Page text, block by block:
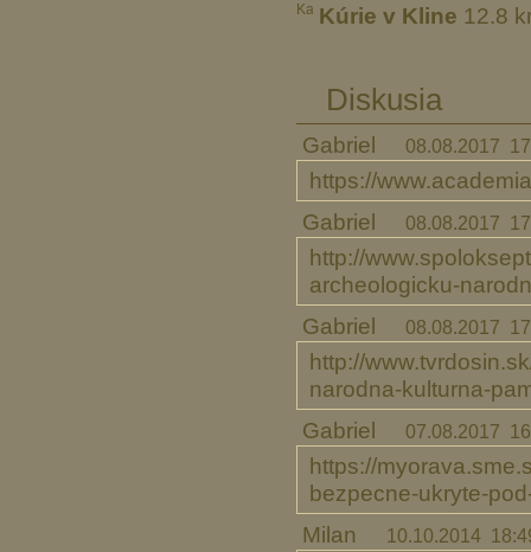
Kúrie v Kline 12.8
Diskusia
Gabriel 08.08.2017
https://
Gabriel
08.08.2017
http://
archeologicku-
Gabriel
08.08.2017
http://
narodna-kulturna-
Gabriel
07.08.2017
https://
bezpecne-ukryte-
Milan
10.10.2014